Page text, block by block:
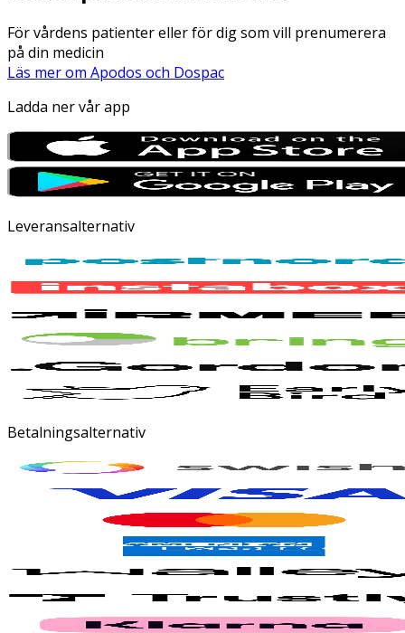
För vårdens patienter eller för dig som vill prenumerera
på din medicin
Läs mer om Apodos och Dospac
Ladda ner vår app
Leveransalternativ
Betalningsalternativ